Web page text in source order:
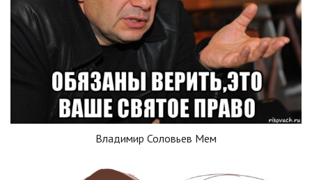
Владимир Соловьев Мем